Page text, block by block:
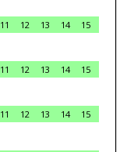
11 12 13 14
15
11 12 13 14
15
11 12 13 14
15